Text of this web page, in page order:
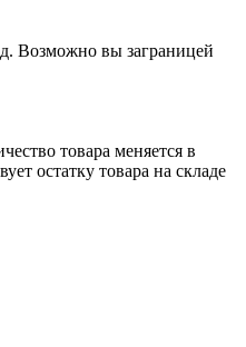
Возможно вы заграницей
товара меняется в
остатку товара на складе